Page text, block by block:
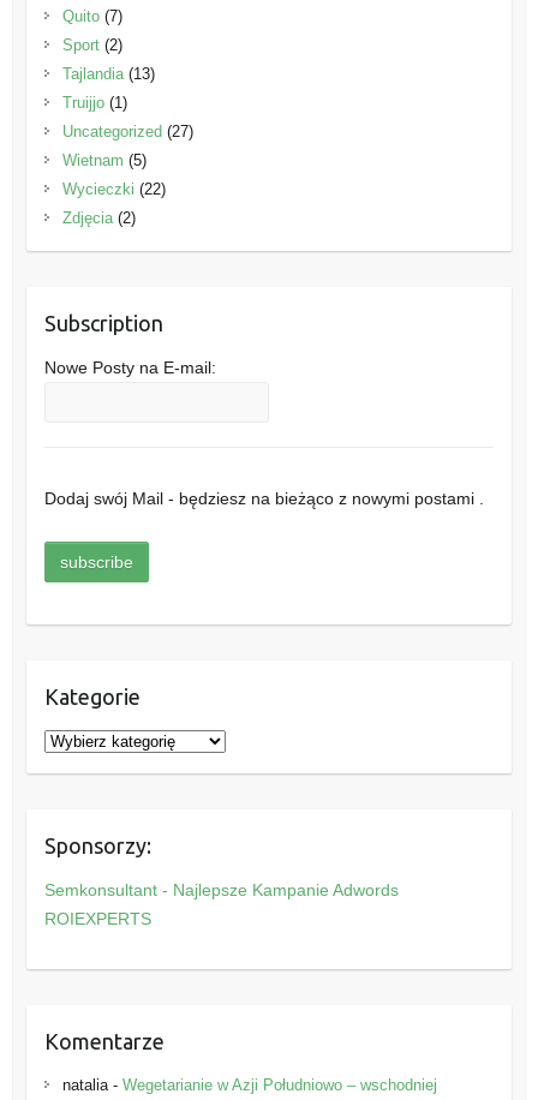
Quito(7)
Sport(2)
Tajlandia(13)
Truijjo(1)
Uncategorized(27)
Wietnam (5)
Wycieczki (22)
Zdjęcia(2)
Subscription
Nowe Posty na E-mail:
Dodaj swój Mail - będziesz na bieżąco z nowymi postami .
Kategorie
K
a
g
o
r
e
Sponsorzy:
Semkonsultant - Najlepsze Kampanie Adwords
ROIEXPERTS
Komentarze
natalia- Wegetarianie w Azji Południowo – wschodniej